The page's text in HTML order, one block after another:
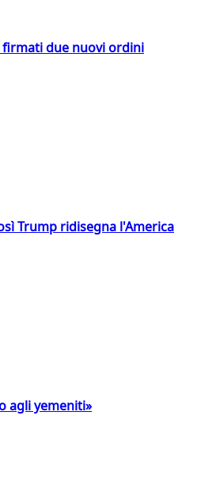
due nuovi ordini
Trump ridisegna l'America
agli yemeniti»